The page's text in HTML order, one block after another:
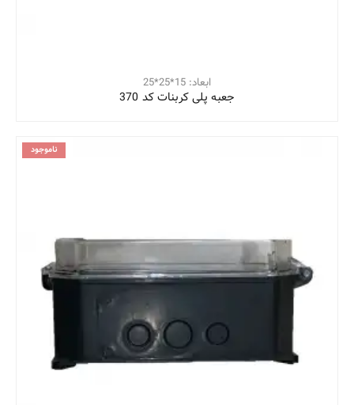
ابعاد: 15*25*25
جعبه پلی کربنات کد 370
ناموجود